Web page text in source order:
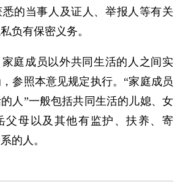
的当事人及证人、举报人等有关
负有保密义务。
庭成员以外共同生活的人之间实
参照本意见规定执行。“家庭成员
人”一般包括共同生活的儿媳、女
父母以及其他有监护、扶养、寄
的人。